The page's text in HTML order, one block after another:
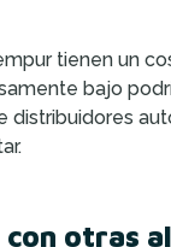
tienen un
bajo
distribuidores
otras